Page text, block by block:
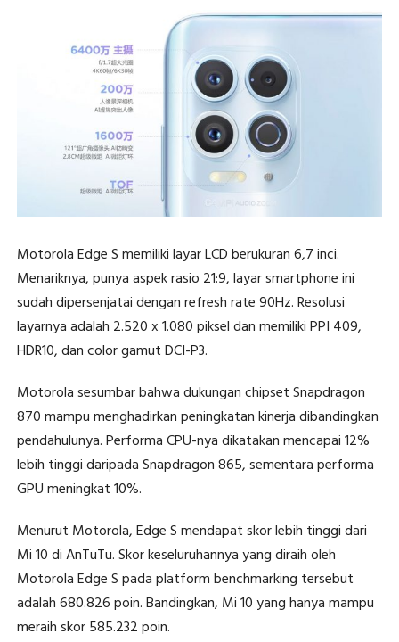
Motorola Edge S memiliki layar LCD berukuran 6,7 inci.
Menariknya, punya aspek rasio 21:9, layar smartphone ini
sudah dipersenjatai dengan refresh rate 90Hz. Resolusi
layarnya adalah 2.520 x 1.080 piksel dan memiliki PPI 409,
HDR10, dan color gamut DCI-P3.
Motorola sesumbar bahwa dukungan chipset Snapdragon
870 mampu menghadirkan peningkatan kinerja dibandingkan
pendahulunya. Performa CPU-nya dikatakan mencapai 12%
lebih tinggi daripada Snapdragon 865, sementara performa
GPU meningkat 10%.
Menurut Motorola, Edge S mendapat skor lebih tinggi dari
Mi 10 di AnTuTu. Skor keseluruhannya yang diraih oleh
Motorola Edge S pada platform benchmarking tersebut
adalah 680.826 poin. Bandingkan, Mi 10 yang hanya mampu
meraih skor 585.232 poin.